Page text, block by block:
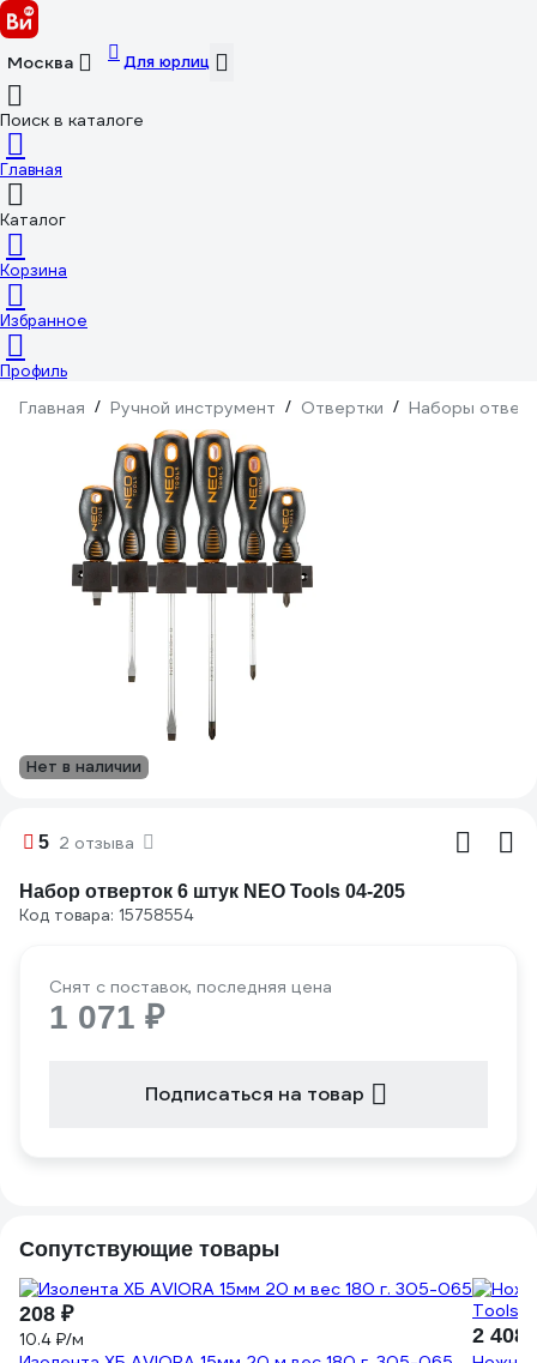
Москва Для юрлиц
Поиск в каталоге
Главная
Каталог
Корзина
Избранное
Профиль
Главная / Ручной инструмент / Отвертки / Наборы
Нет в наличии
5 2 отзыва
Набор отверток 6 штук NEO Tools 04-205
Код товара: 15758554
Снят с поставок, последняя цена
1 071 ₽
Подписаться на товар
Сопутствующие товары
208 ₽
10.4 ₽/м 2 408